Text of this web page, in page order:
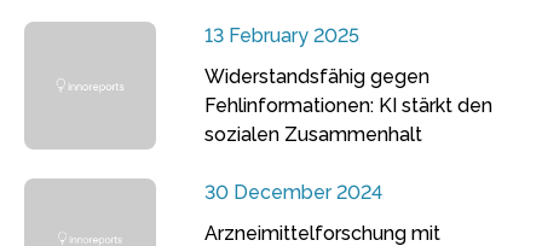
13 February 2025
Widerstandsfähig gegen
Fehlinformationen: KI stärkt den
sozialen Zusammenhalt
30 December 2024
Arzneimittelforschung mit